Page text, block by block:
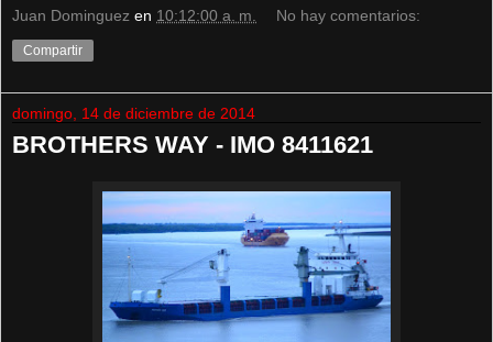
Juan Dominguez en 10:12:00 a. m. No hay comentarios:
Compartir
domingo, 14 de diciembre de 2014
BROTHERS WAY - IMO 8411621